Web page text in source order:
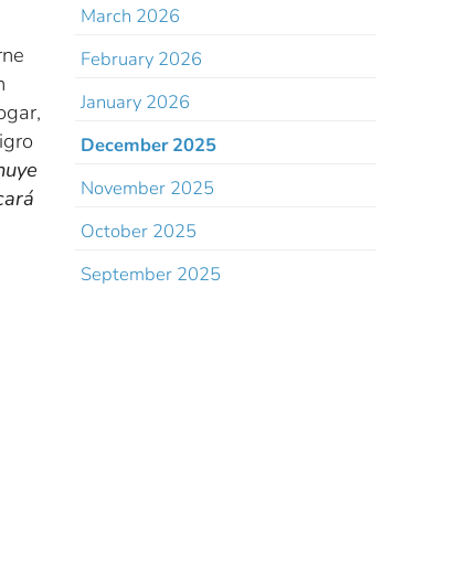
March 2026
February 2026
January 2026
December 2025
November 2025
October 2025
September 2025